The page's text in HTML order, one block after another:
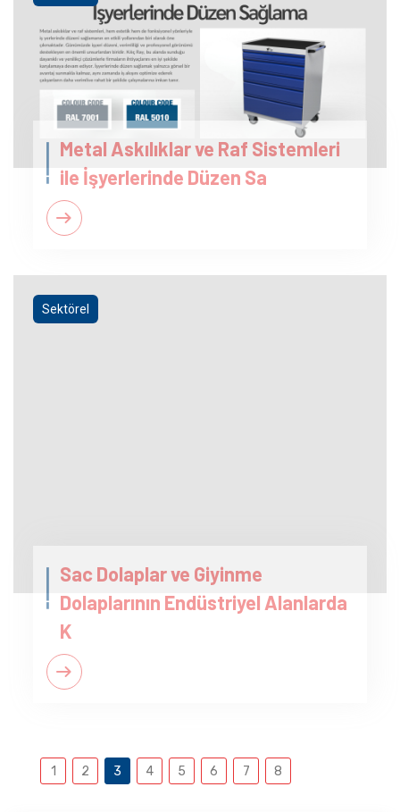
Metal Askılıklar ve Raf Sistemleri
ile İşyerlerinde Düzen Sa
Sektörel
Sac Dolaplar ve Giyinme
Dolaplarının Endüstriyel Alanlarda
K
1 2 3 4 5 6 7 8